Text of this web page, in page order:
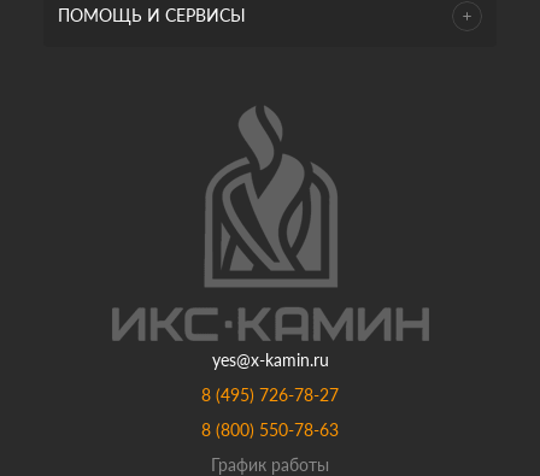
ПОМОЩЬ И СЕРВИСЫ
yes@x-kamin.ru
8 (495) 726-78-27
8 (800) 550-78-63
График работы